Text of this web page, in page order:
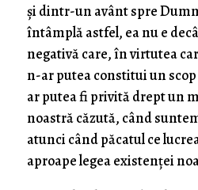
şi dintr-un avânt spre
întâmplă astfel, ea nu e
negativă care, în virtutea
n-ar putea constitui un
ar putea fi privită drept un
noastră căzută, când
atunci când păcatul ce
aproape legea existenţei